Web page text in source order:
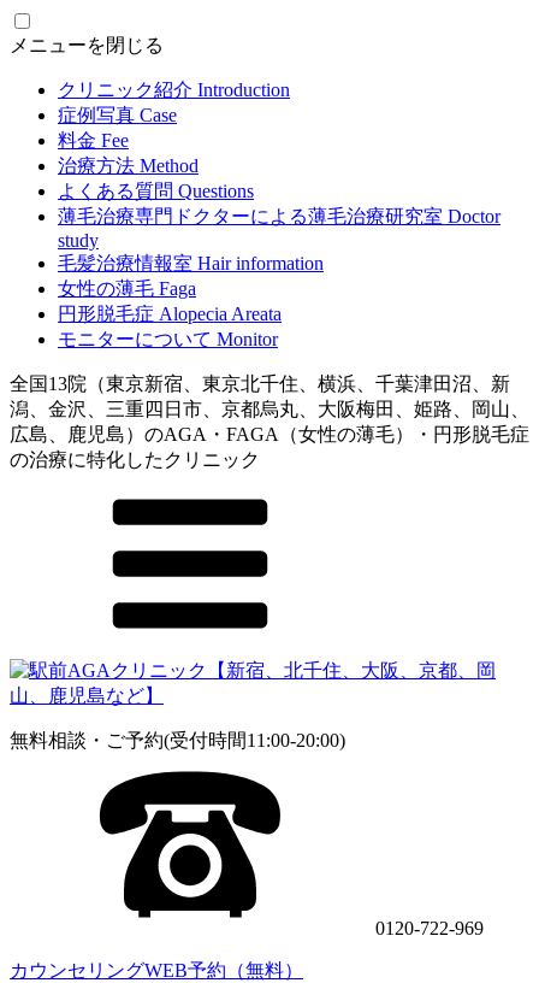
メニューを閉じる
クリニック紹介 Introduction
症例写真 Case
料金 Fee
治療方法 Method
よくある質問 Questions
薄毛治療専門ドクターによる薄毛治療研究室 Doctor
study
毛髪治療情報室 Hair information
女性の薄毛 Faga
円形脱毛症 Alopecia Areata
モニターについて Monitor
全国13院（東京新宿、東京北千住、横浜、千葉津田沼、新
潟、金沢、三重四日市、京都烏丸、大阪梅田、姫路、岡山、
広島、鹿児島）のAGA・FAGA（女性の薄毛）・円形脱毛症
の治療に特化したクリニック
無料相談・ご予約(受付時間11:00-20:00)
0120-722-969
カウンセリングWEB予約（無料）